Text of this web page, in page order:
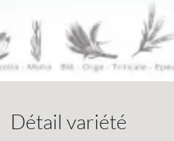
Détail variété